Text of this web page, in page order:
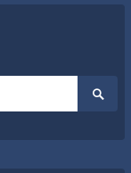
Suche